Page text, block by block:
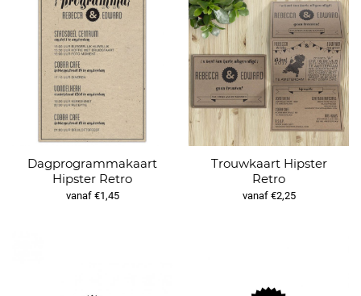
Dagprogrammakaart
Hipster Retro
vanaf €1,45
Trouwkaart Hipster
Retro
vanaf €2,25